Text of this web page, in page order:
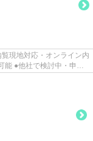
現地対応・オンライン内
能 ●他社で検討中・申込